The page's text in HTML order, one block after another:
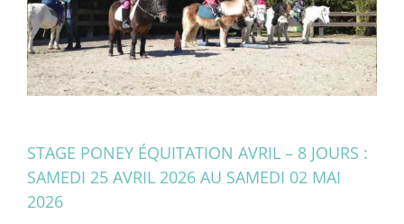
STAGE PONEY ÉQUITATION AVRIL – 8 JOURS :
SAMEDI 25 AVRIL 2026 AU SAMEDI 02 MAI
2026